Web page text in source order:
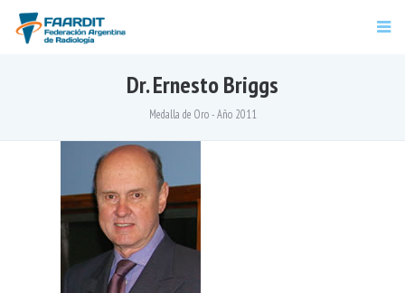
Dr. Ernesto Briggs
Medalla de Oro - Año 2011